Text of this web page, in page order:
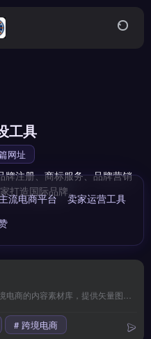
工具
网址
牌注册、商标服务、品牌营销
打造国际品牌。
主流电商平台 卖家运营工具
# 跨境电商